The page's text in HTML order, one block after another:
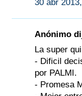
30 abr
Anónimo
La super
- Dificil
por PALMI.
- Promesa